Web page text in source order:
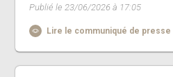
Publié le 23/06/2026 à 17:05
Lire le communiqué de presse